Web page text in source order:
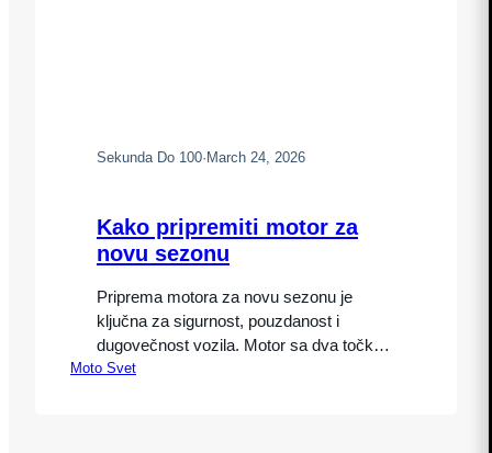
Sekunda Do 100· March 24, 2026
Kako pripremiti motor za
novu sezonu
Priprema motora za novu sezonu je
ključna za sigurnost, pouzdanost i
dugovečnost vozila. Motor sa dva točka
koji je stajao tokom zime zahteva pažljiv
Moto Svet